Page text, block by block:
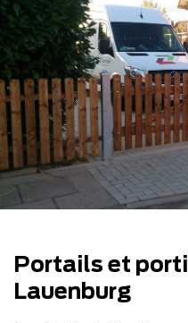
Portails et
Lauenburg